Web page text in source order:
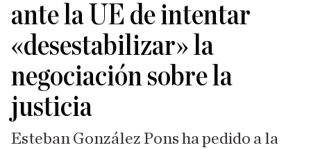
ante la UE de intentar
«desestabilizar» la
negociación sobre la
justicia
Esteban González Pons ha pedido a la